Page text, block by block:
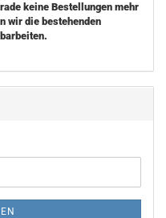
keine Bestellungen mehr
wir die bestehenden